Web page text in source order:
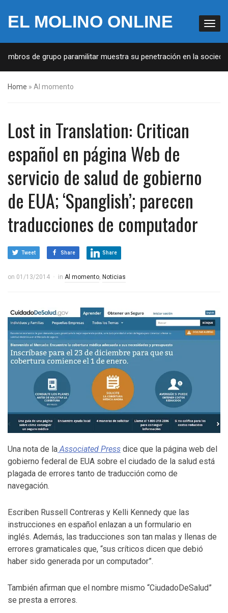
EL MOLINO ONLINE
de grupo paramilitar muestra su penetración en la sociedad
Home » Al momento
Lost in Translation: Critican
español en página Web de
servicio de salud de gobierno
de EUA; ‘Spanglish’; parecen
traducciones de computador
Tweet Share Share
on 01/13/2014 in Al momento, Noticias
Una nota de la Associated Press dice que la página web del
gobierno federal de EUA sobre el ciudado de la salud está
plagada de errores tanto de traducción como de
navegación.
Escriben Russell Contreras y Kelli Kennedy que las
instrucciones en español enlazan a un formulario en
inglés. Además, las traducciones son tan malas y llenas de
errores gramaticales que, “sus críticos dicen que debió
haber sido generada por un computador”.
También afirman que el nombre mismo “CiudadoDeSalud”
se presta a errores.